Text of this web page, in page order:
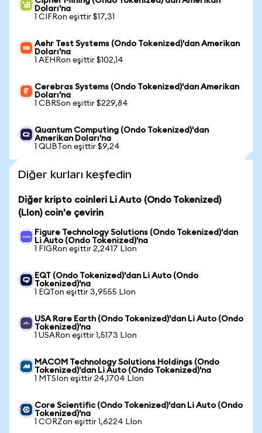
Doları'na
1 CIFRon eşittir $17,31
Aehr Test Systems (Ondo Tokenized)'dan Amerikan
Doları'na
1 AEHRon eşittir $102,14
Cerebras Systems (Ondo Tokenized)'dan Amerikan
Doları'na
1 CBRSon eşittir $229,84
Quantum Computing (Ondo Tokenized)'dan
Amerikan Doları'na
1 QUBTon eşittir $9,24
Diğer kurları keşfedin
Diğer kripto coinleri Li Auto (Ondo Tokenized)
(LIon) coin'e çevirin
Figure Technology Solutions (Ondo Tokenized)'dan
Li Auto (Ondo Tokenized)'na
1 FIGRon eşittir 2,2417 LIon
EQT (Ondo Tokenized)'dan Li Auto (Ondo
Tokenized)'na
1 EQTon eşittir 3,9555 LIon
USA Rare Earth (Ondo Tokenized)'dan Li Auto (Ondo
Tokenized)'na
1 USARon eşittir 1,5173 LIon
MACOM Technology Solutions Holdings (Ondo
Tokenized)'dan Li Auto (Ondo Tokenized)'na
1 MTSIon eşittir 24,1704 LIon
Core Scientific (Ondo Tokenized)'dan Li Auto (Ondo
Tokenized)'na
1 CORZon eşittir 1,6224 LIon